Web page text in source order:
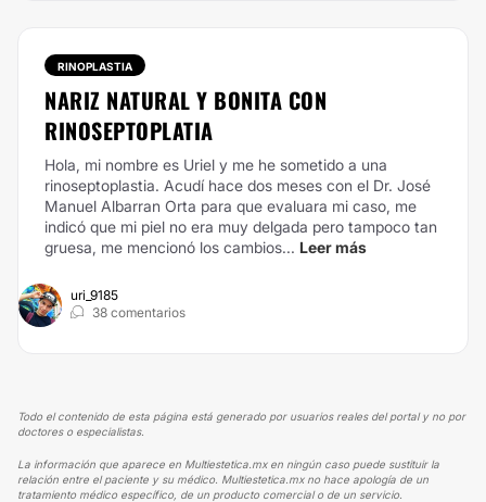
RINOPLASTIA
NARIZ NATURAL Y BONITA CON
RINOSEPTOPLATIA
Hola, mi nombre es Uriel y me he sometido a una
rinoseptoplastia. Acudí hace dos meses con el Dr. José
Manuel Albarran Orta para que evaluara mi caso, me
indicó que mi piel no era muy delgada pero tampoco tan
gruesa, me mencionó los cambios... Leer más
uri_9185
38 comentarios
Todo el contenido de esta página está generado por usuarios reales del portal y no por
doctores o especialistas.
La información que aparece en Multiestetica.mx en ningún caso puede sustituir la
relación entre el paciente y su médico. Multiestetica.mx no hace apología de un
tratamiento médico específico, de un producto comercial o de un servicio.